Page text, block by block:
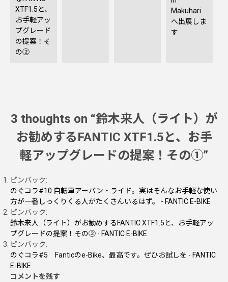
XTF1.5と、
お手軽アッ
プグレード
の提案！そ
の②
Makuhari
へ出展しま
す
3 thoughts on “鈴木来人（ライト）が
お勧めするFANTIC XTF1.5と、お手
軽アップグレードの提案！その①”
ピンバック:
のぐコラ#10 自転車アーバン・ライド。実はそんなお手軽な使い
方が一番しっくりくる人がたくさんいるはず。 - FANTIC E-BIKE
ピンバック:
鈴木来人（ライト）がお勧めするFANTIC XTF1.5と、お手軽アッ
プグレードの提案！その② - FANTIC E-BIKE
ピンバック:
のぐコラ#5 Fanticのe-Bike、最高です。ぜひお試しを - FANTIC
E-BIKE
コメントを残す